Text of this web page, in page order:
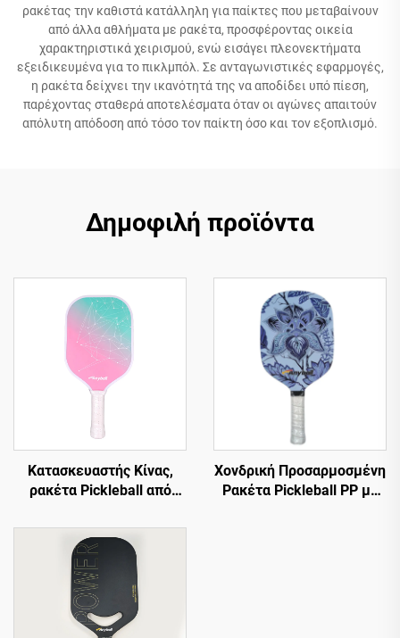
ρακέτας την καθιστά κατάλληλη για παίκτες που μεταβαίνουν
από άλλα αθλήματα με ρακέτα, προσφέροντας οικεία
χαρακτηριστικά χειρισμού, ενώ εισάγει πλεονεκτήματα
εξειδικευμένα για το πικλμπόλ. Σε ανταγωνιστικές εφαρμογές,
η ρακέτα δείχνει την ικανότητά της να αποδίδει υπό πίεση,
παρέχοντας σταθερά αποτελέσματα όταν οι αγώνες απαιτούν
απόλυτη απόδοση από τόσο τον παίκτη όσο και τον εξοπλισμό.
Δημοφιλή προϊόντα
Κατασκευαστής Κίνας,
ρακέτα Pickleball από
διαθέσιμη OEM
Χονδρική Προσαρμοσμένη
Ρακέτα Pickleball PP με